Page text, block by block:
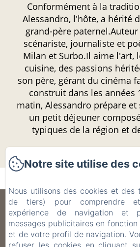
Conformément à la
Alessandro, l'hôte, a hérité
grand-père
scénariste, journaliste et
Milan et Surbo.Il aime l'art,
cuisine, des passions
son père, gérant du cinéma
construit dans les années
matin, Alessandro prépare et
un petit déjeuner
typiques de la région et
B&B Don
Politique de confidentialité
Informations sur les
Notre site utilise des
Nous utilisons des cookies et des
de tiers) pour comprendre
expérience de navigation et
messages publicitaires en
et de votre profil de navigation.
refuser les cookies en cliquant